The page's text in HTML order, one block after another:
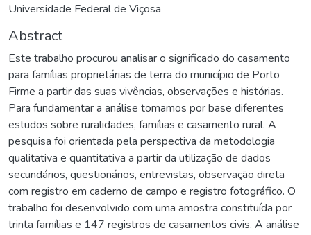
Universidade Federal de Viçosa
Abstract
Este trabalho procurou analisar o significado do casamento
para famílias proprietárias de terra do município de Porto
Firme a partir das suas vivências, observações e histórias.
Para fundamentar a análise tomamos por base diferentes
estudos sobre ruralidades, famílias e casamento rural. A
pesquisa foi orientada pela perspectiva da metodologia
qualitativa e quantitativa a partir da utilização de dados
secundários, questionários, entrevistas, observação direta
com registro em caderno de campo e registro fotográfico. O
trabalho foi desenvolvido com uma amostra constituída por
trinta famílias e 147 registros de casamentos civis. A análise